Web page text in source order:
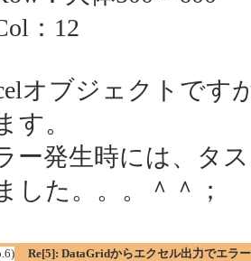
：12
オブジェクトで
す。
ー発生時には、タ
した。。。＾＾；
Re[5]: DataGridからエクセル出力でエラー